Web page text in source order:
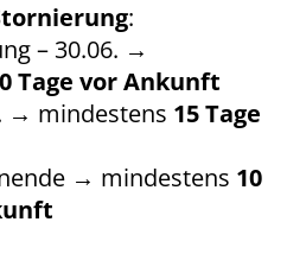
:
– 30.06. →
Tage vor Ankunft
→ mindestens 15 Tage
→ mindestens 10